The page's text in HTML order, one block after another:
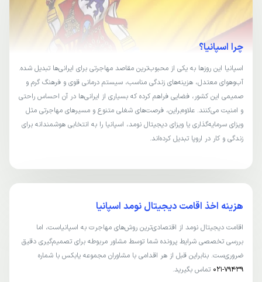
چرا اسپانیا؟
اسپانیا این روزها به یکی از محبوب‌ترین مقاصد مهاجرتی برای ایرانی‌ها تبدیل شده.
آب‌و‌هوای معتدل، هزینه‌های زندگی مناسب، سیستم درمانی قوی و فرهنگ گرم و
صمیمی این کشور، فضایی فراهم کرده که بسیاری از ایرانی‌ها در آن احساس راحتی
و امنیت می‌کنند. علاوه‌بر‌این، فرصت‌های شغلی متنوع و مسیرهای مهاجرتی مثل
ویزای سرمایه‌گذاری یا ویزای دیجیتال نومد، اسپانیا را به انتخابی هوشمندانه برای
زندگی و کار در اروپا تبدیل کرده‌اند.
هزینه اخذ اقامت دیجیتال نومد اسپانیا
اقامت دیجیتال نومد از اقتصادی‌ترین روش‌های مهاجرت به اسپانیاست، اما
بررسی تخصصی شرایط پرونده شما توسط مشاور مربوطه برای تصمیم‌گیری دقیق
ضروری‌ست. بنابراین قبل از هر اقدامی با مشاوران مجموعه یابکس با شماره
79439-021
تماس بگیرید.